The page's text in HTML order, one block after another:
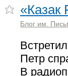
«Казак
Блог им.
Петр
В